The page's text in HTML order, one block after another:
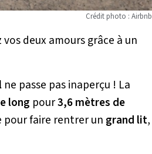
Crédit photo : Airbnb
vos deux amours grâce à un
ne passe pas inaperçu ! La
long pour3,6 mètres de
pour faire rentrer un grand lit,